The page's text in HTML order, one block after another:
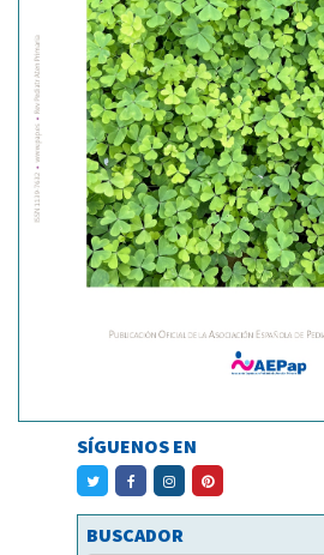
SÍGUENOS EN
BUSCADOR